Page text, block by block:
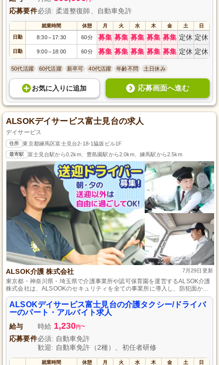
応募要件必須: 柔道整復師、自動車免許
就業時間 休憩 月 火 水 木 金 土 日
日勤 8:30～ 17:30 60分 募集 募集 募集 募集 募集 定休 定休
日勤 9:00～ 18:00 60分 募集 募集 募集 募集 募集 定休 定休
50代活躍 60代活躍 新卒可 40代活躍 年齢不問 土日休み
お気に入り に追加 応募画面へ進む
ALSOKデイサービス富士見台の求人
デイサービス
住所 東京都練馬区富士見台2-18-1脇坂ビル1F
最寄駅 富士見台駅から0.2km、豊島園駅から2.0km、練馬駅から2.5km
ALSOK介護 株式会社 7月29日更新
東京都・神奈川県・埼玉県で介護事業所や認可保育園を運営するALSOK介護
株式会社は、ALSOOKのセキュリティを全ての事業所に導入し、防犯面から
も安心な環境作りに力を入れており、笑顔が絶えないアットホームな職場
で、新しいスタッフに対しても先輩がしっかりとサポートし、安心して働く
ことができる体制を整えています。
ALSOKデイサービス富士見台の介護タクシー/ドライバ
ーのパート・アルバイト求人
給与 時給 1,230円 ~
応募要件必須: 自動車免許
歓迎: 自動車免許（2種）、初任者研修
就業時間 休憩 月 火 水 木 金 土 日